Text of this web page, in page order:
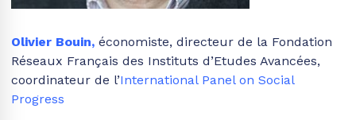
Olivier Bouin, économiste, directeur de la Fondation
Réseaux Français des Instituts d’Etudes Avancées,
coordinateur de l’International Panel on Social
Progress